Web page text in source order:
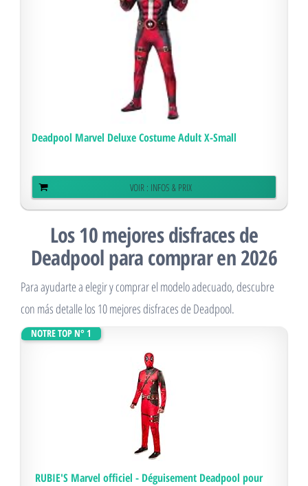
Deadpool Marvel Deluxe Costume Adult X-Small
VOIR : INFOS & PRIX
Los 10 mejores disfraces de
Deadpool para comprar en 2026
Para ayudarte a elegir y comprar el modelo adecuado, descubre
con más detalle los 10 mejores disfraces de Deadpool.
NOTRE TOP N° 1
RUBIE'S Marvel officiel - Déguisement Deadpool pour